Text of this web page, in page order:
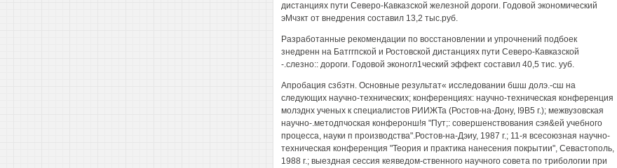
дистанциях пути Северо-Кавказской железной дороги. Годовой экономический
эМчзкт от внедрения составил 13,2 тыс.руб.
Разработанные рекомендации по восстановлении и упрочнений подбоек
знедренн на Батггпской и Ростовской дистанциях пути Северо-Кавказской
-.слезно:: дороги. Годовой эконогл1ческий эффект составил 40,5 тис. ууб.
Апробация сзбэтн. Основные результат« исследовании бшш долэ.-сш на
следующих научно-технических; конференциях: научно-техническая конференция
молэднх ученых к специалистов РИИЖТа (Ростов-на-Дону, I9B5 г.); межвузовская
научно-.методпчоская конферонш!я "Пут;: совершенствования сэя&ей учебного
процесса, науки п производства".Ростов-на-Дэиу, 1987 г.; 11-я всесоюзная научно-
техническая конференция "Теория и практика нанесения покрытии", Севастополь,
1988 г.; выездная сессия кеяведом-ственного научного совета по трибологии при